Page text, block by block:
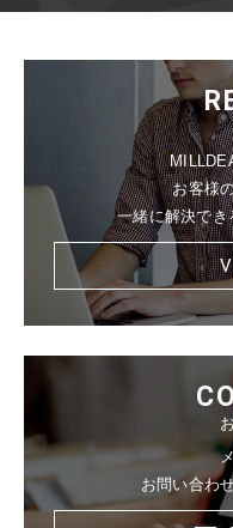
お客様
一緒に解決でき
お問い合わ